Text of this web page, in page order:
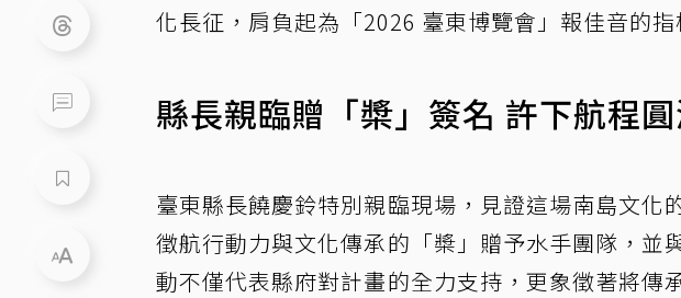
化長征，肩負起為「2026 臺東博覽會」報佳音的指
縣長親臨贈「槳」簽名 許下航程
臺東縣長饒慶鈴特別親臨現場，見證這場南島文化
徵航行動力與文化傳承的「槳」贈予水手團隊，並
動不僅代表縣府對計畫的全力支持，更象徵著將傳